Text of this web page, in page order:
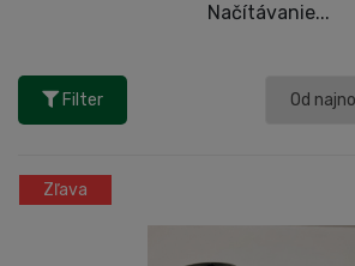
Načítávanie...
Filter
Zľava